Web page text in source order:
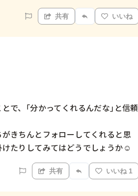
共有 いいね
で、｢分かってくれるんだな｣と信頼
きちんとフォローしてくれると思
たりしてみてはどうでしょうか☺️
共有 いいね 1